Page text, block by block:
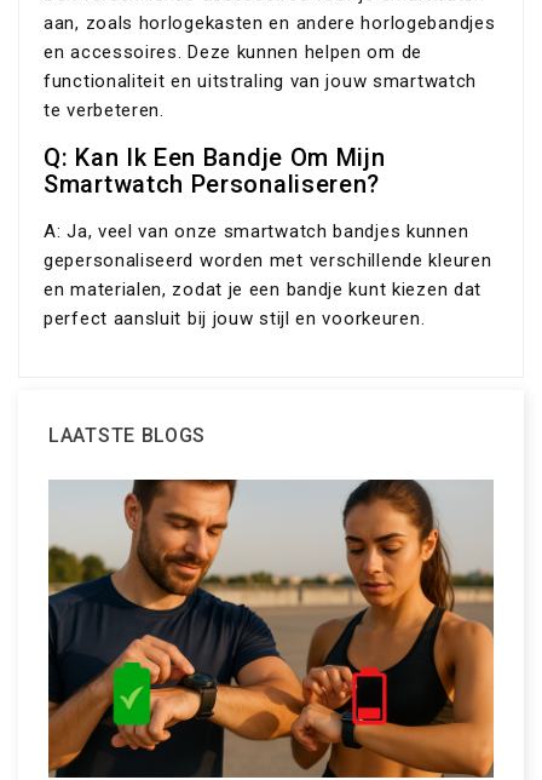
aan, zoals horlogekasten en andere horlogebandjes
en accessoires. Deze kunnen helpen om de
functionaliteit en uitstraling van jouw smartwatch
te verbeteren.
Q: Kan Ik Een Bandje Om Mijn
Smartwatch Personaliseren?
A: Ja, veel van onze smartwatch bandjes kunnen
gepersonaliseerd worden met verschillende kleuren
en materialen, zodat je een bandje kunt kiezen dat
perfect aansluit bij jouw stijl en voorkeuren.
LAATSTE BLOGS